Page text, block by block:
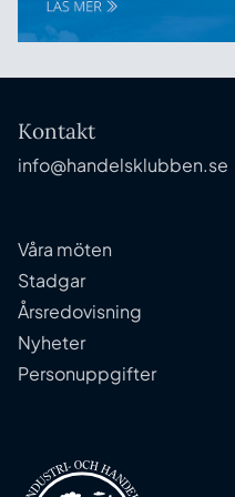
Kontakt
info@handelsklubben.se
Våra möten
Stadgar
Årsredovisning
Nyheter
Personuppgifter